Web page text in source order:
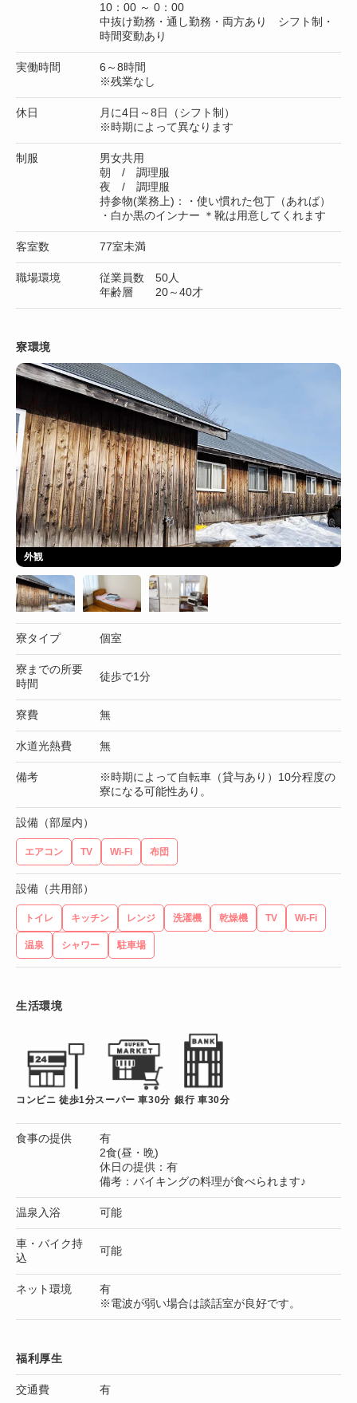
10：00 ～ 0：00
中抜け勤務・通し勤務・両方あり シフト制・
時間変動あり
実働時間
6～8時間
※残業なし
休日
月に4日～8日（シフト制）
※時期によって異なります
制服
男女共用
朝 / 調理服
夜 / 調理服
持参物(業務上)：・使い慣れた包丁（あれば）
・白か黒のインナー ＊靴は用意してくれます
客室数 77室未満
職場環境
従業員数 50人
年齢層 20～40才
寮環境
外観
寮タイプ 個室
寮までの所要
時間
徒歩で1分
寮費 無
水道光熱費 無
備考
※時期によって自転車（貸与あり）10分程度の
寮になる可能性あり。
設備（部屋内）
エアコン TV Wi-Fi 布団
設備（共用部）
トイレ キッチン レンジ 洗濯機 乾燥機 TV Wi-Fi
温泉 シャワー 駐車場
生活環境
コンビニ 徒歩1分スーパー 車30分 銀行 車30分
食事の提供
有
2食(昼・晩)
休日の提供：有
備考：バイキングの料理が食べられます♪
温泉入浴 可能
車・バイク持
込
可能
ネット環境
有
※電波が弱い場合は談話室が良好です。
福利厚生
交通費 有